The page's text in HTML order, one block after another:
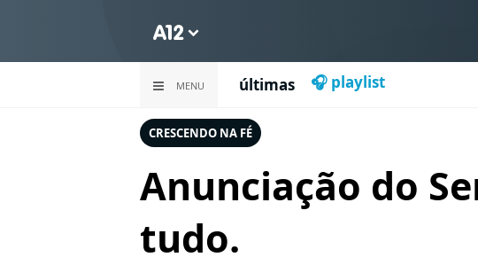
MENU últimas 🎧 playlist
CRESCENDO NA FÉ
Anunciação do
tudo.